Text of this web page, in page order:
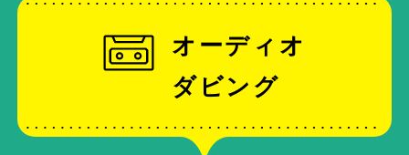
オーディオ
ダビング